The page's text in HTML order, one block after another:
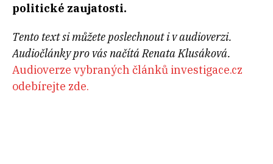
politické zaujatosti.
Tento text si můžete poslechnout i v audioverzi.
Audiočlánky pro vás načítá Renata Klusáková.
Audioverze vybraných článků investigace.cz
odebírejte zde.